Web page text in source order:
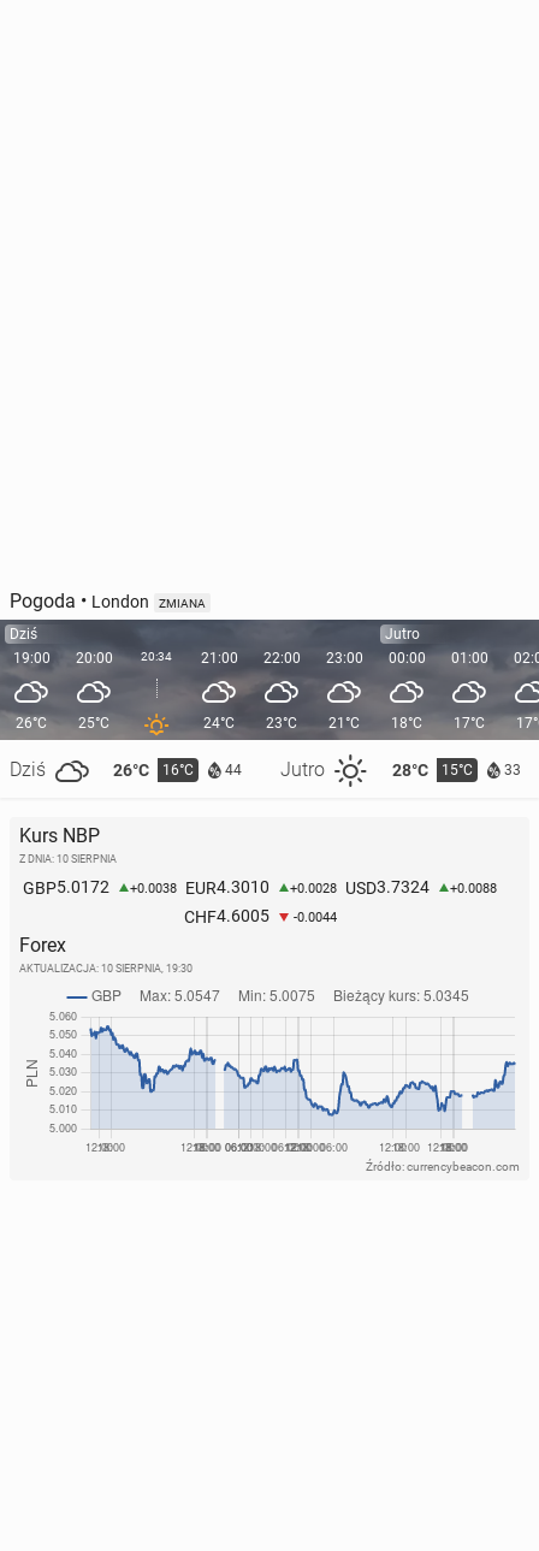
Pogoda • London ZMIANA
Dziś
19:00
26°C
Dziś 26°C 16°C 44 Jutro 28°C 15°C 33
20:00
25°C
20:34 21:00
24°C
22:00
23°C
23:00
21°C
Jutro
00:00
18°C
01:00
17°C
Kurs NBP
Z DNIA: 10 SIERPNIA
GBP5.0172 +0.0038 EUR4.3010 +0.0028 USD3.7324 +0.0088
CHF4.6005 -0.0044
Forex
AKTUALIZACJA: 10 SIERPNIA, 19:30
Źródło: currencybeacon.com